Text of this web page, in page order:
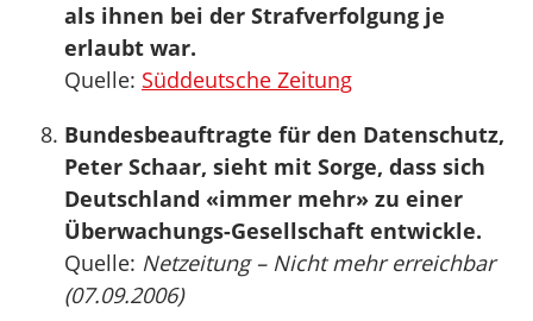
als ihnen bei der Strafverfolgung je
erlaubt war.
Quelle: Süddeutsche Zeitung
Bundesbeauftragte für den Datenschutz,
Peter Schaar, sieht mit Sorge, dass sich
Deutschland «immer mehr» zu einer
Überwachungs-Gesellschaft entwickle.
Quelle: Netzeitung – Nicht mehr erreichbar
(07.09.2006)